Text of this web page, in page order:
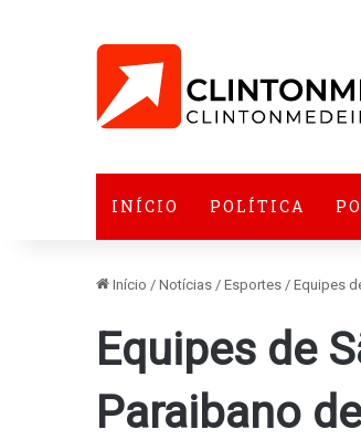
INÍCIO POLÍTICA
Início / Notícias / Esportes / Equipes
Equipes de
Paraibano